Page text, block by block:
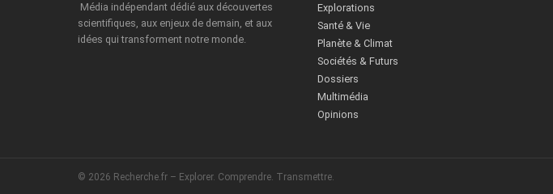
Média indépendant dédié aux découvertes
scientifiques, aux enjeux de demain, et aux
idées qui transforment notre monde.
Explorations
Santé & Vie
Planète & Climat
Sociétés & Futurs
Dossiers
Multimédia
Opinions
© 2026 Recherche.fr – Explorer. Comprendre. Transmettre.